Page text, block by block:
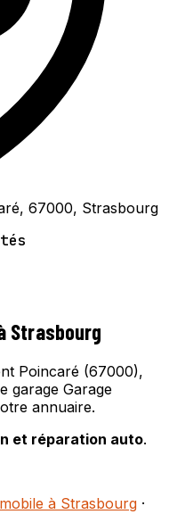
67000, Strasbourg
Strasbourg
Poincaré (67000),
garage Garage
annuaire.
et réparation auto.
à Strasbourg ·